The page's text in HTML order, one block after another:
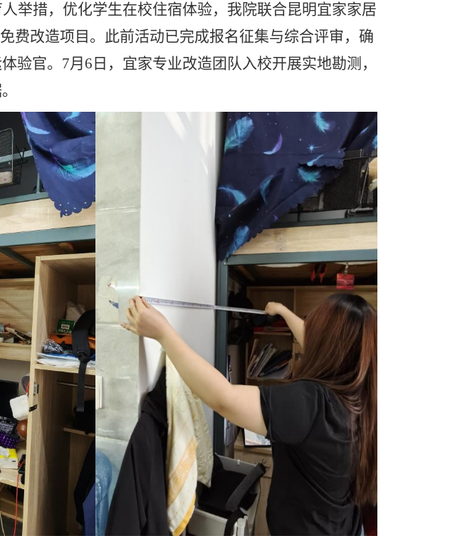
举措，优化学生在校住宿体验，我院联合昆明宜家家居
费改造项目。此前活动已完成报名征集与综合评审，确
验官。7月6日，宜家专业改造团队入校开展实地勘测，